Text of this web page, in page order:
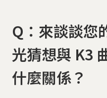
Q：來談談您
光猜想與 K3
什麼關係？